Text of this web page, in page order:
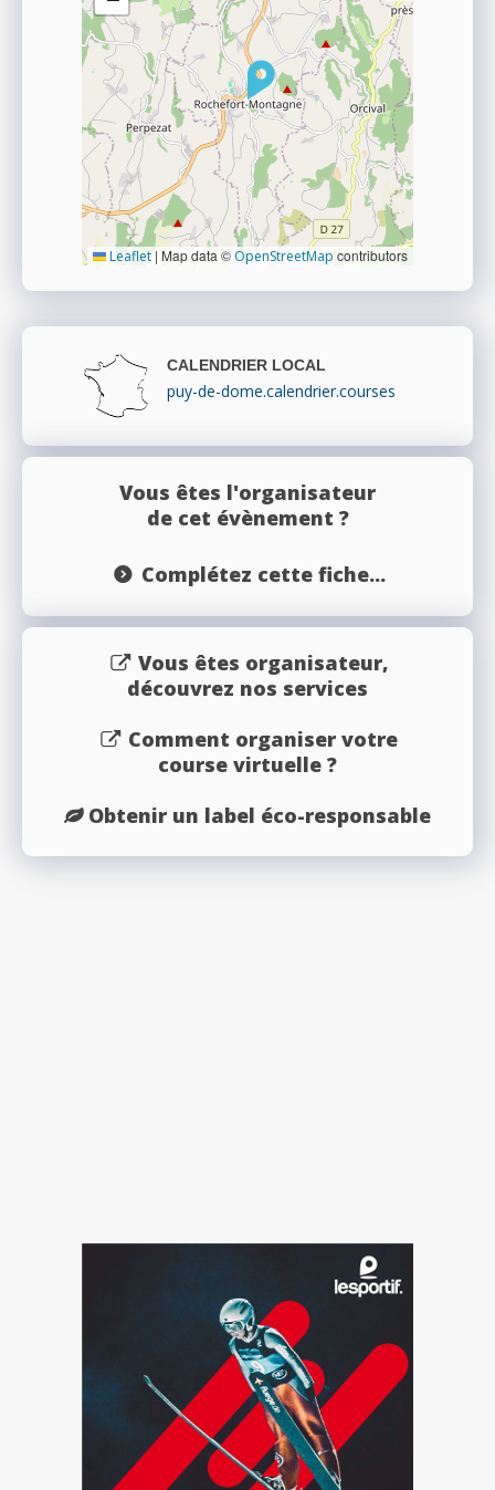
Leaflet | Map data © OpenStreetMap contributors
CALENDRIER LOCAL
puy-de-dome.calendrier.courses
Vous êtes l'organisateur
de cet évènement ?
Complétez cette fiche...
Vous êtes organisateur,
découvrez nos services
Comment organiser votre
course virtuelle ?
Obtenir un label éco-responsable